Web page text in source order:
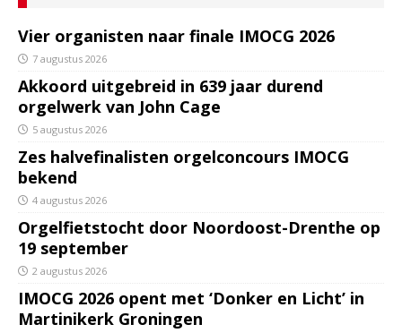
Vier organisten naar finale IMOCG 2026
7 augustus 2026
Akkoord uitgebreid in 639 jaar durend
orgelwerk van John Cage
5 augustus 2026
Zes halvefinalisten orgelconcours IMOCG
bekend
4 augustus 2026
Orgelfietstocht door Noordoost-Drenthe op
19 september
2 augustus 2026
IMOCG 2026 opent met ‘Donker en Licht’ in
Martinikerk Groningen